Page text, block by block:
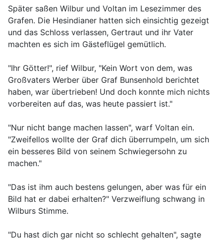
Später saßen Wilbur und Voltan im Lesezimmer des
Grafen. Die Hesindianer hatten sich einsichtig gezeigt
und das Schloss verlassen, Gertraut und ihr Vater
machten es sich im Gästeflügel gemütlich.
"Ihr Götter!", rief Wilbur, "Kein Wort von dem, was
Großvaters Werber über Graf Bunsenhold berichtet
haben, war übertrieben! Und doch konnte mich nichts
vorbereiten auf das, was heute passiert ist."
"Nur nicht bange machen lassen", warf Voltan ein.
"Zweifellos wollte der Graf dich überrumpeln, um sich
ein besseres Bild von seinem Schwiegersohn zu
machen."
"Das ist ihm auch bestens gelungen, aber was für ein
Bild hat er dabei erhalten?" Verzweiflung schwang in
Wilburs Stimme.
"Du hast dich gar nicht so schlecht gehalten", sagte